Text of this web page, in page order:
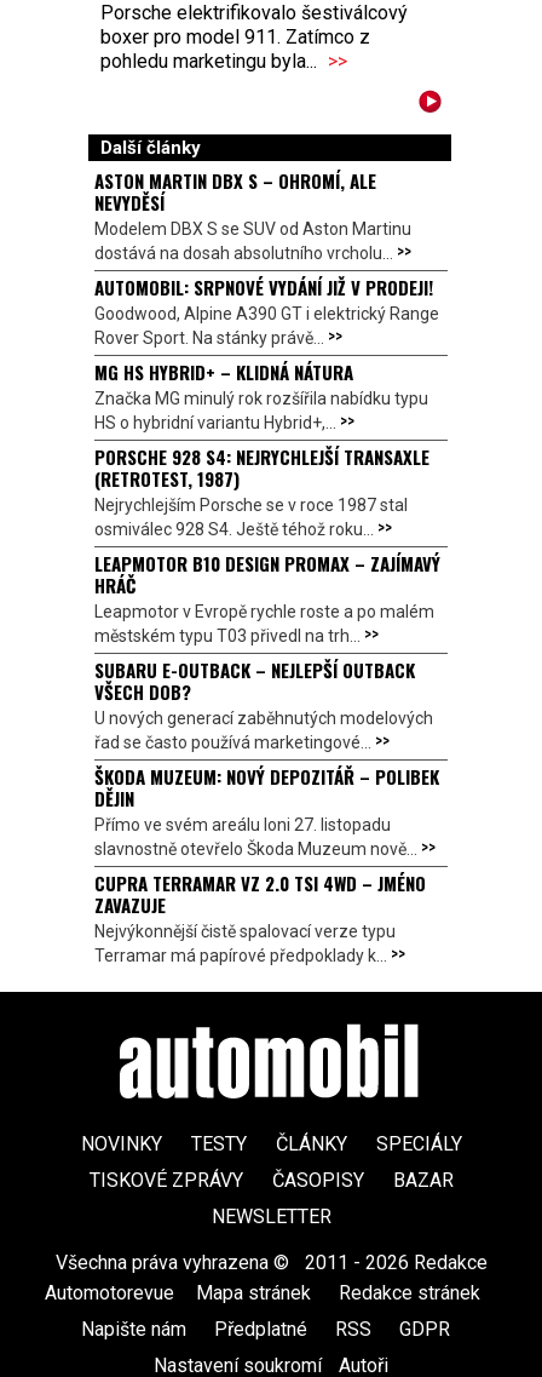
Porsche elektrifikovalo šestiválcový
boxer pro model 911. Zatímco z
pohledu marketingu byla... >>
Další články
ASTON MARTIN DBX S – OHROMÍ, ALE
NEVYDĚSÍ
Modelem DBX S se SUV od Aston Martinu
dostává na dosah absolutního vrcholu... >>
AUTOMOBIL: SRPNOVÉ VYDÁNÍ JIŽ V PRODEJI!
Goodwood, Alpine A390 GT i elektrický Range
Rover Sport. Na stánky právě... >>
MG HS HYBRID+ – KLIDNÁ NÁTURA
Značka MG minulý rok rozšířila nabídku typu
HS o hybridní variantu Hybrid+,... >>
PORSCHE 928 S4: NEJRYCHLEJŠÍ TRANSAXLE
(RETROTEST, 1987)
Nejrychlejším Porsche se v roce 1987 stal
osmiválec 928 S4. Ještě téhož roku... >>
LEAPMOTOR B10 DESIGN PROMAX – ZAJÍMAVÝ
HRÁČ
Leapmotor v Evropě rychle roste a po malém
městském typu T03 přivedl na trh... >>
SUBARU E-OUTBACK – NEJLEPŠÍ OUTBACK
VŠECH DOB?
U nových generací zaběhnutých modelových
řad se často používá marketingové... >>
ŠKODA MUZEUM: NOVÝ DEPOZITÁŘ – POLIBEK
DĚJIN
Přímo ve svém areálu loni 27. listopadu
slavnostně otevřelo Škoda Muzeum nově... >>
CUPRA TERRAMAR VZ 2.0 TSI 4WD – JMÉNO
ZAVAZUJE
Nejvýkonnější čistě spalovací verze typu
Terramar má papírové předpoklady k... >>
NOVINKY TESTY ČLÁNKY
SPECIÁLY
TISKOVÉ ZPRÁVY
ČASOPISY
BAZAR
NEWSLETTER
Všechna práva vyhrazena ©
2011 - 2026 Redakce
Automotorevue
Mapa stránek Redakce stránek
Napište nám
Předplatné RSS GDPR
Nastavení soukromí
Autoři